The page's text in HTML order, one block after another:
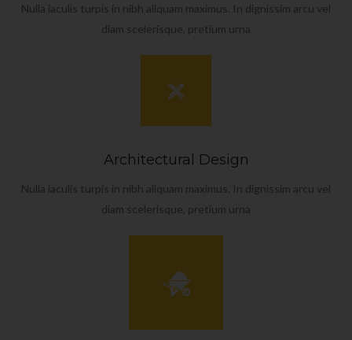
Nulla iaculis turpis in nibh aliquam maximus. In dignissim arcu vel
diam scelerisque, pretium urna
Architectural Design
Nulla iaculis turpis in nibh aliquam maximus. In dignissim arcu vel
diam scelerisque, pretium urna